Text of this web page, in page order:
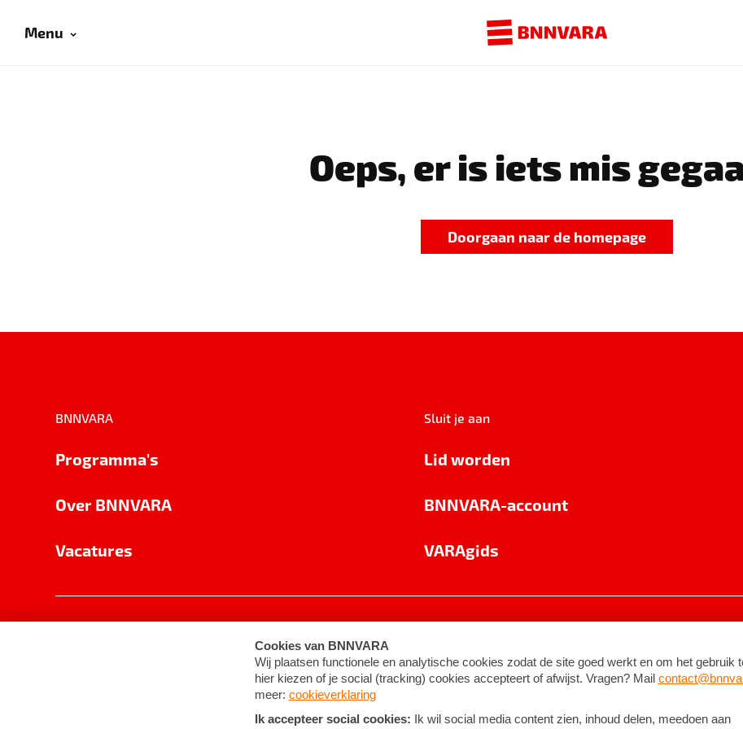
Menu
Oeps, er is iets mis
Doorgaan naar de homepage
BNNVARA
Programma's
Over BNNVARA
Vacatures
Sluit je aan
Lid worden
BNNVARA-account
VARAgids
Cookie-instellingen Algemene voorwaarden ©2026BNNVARA